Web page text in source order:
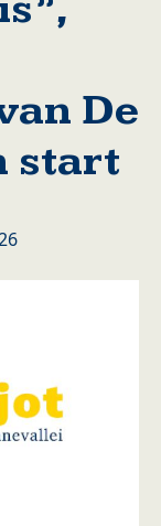
De
start